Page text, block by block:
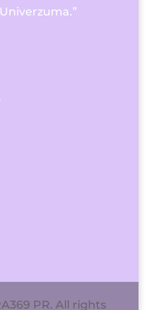
PR. All rights